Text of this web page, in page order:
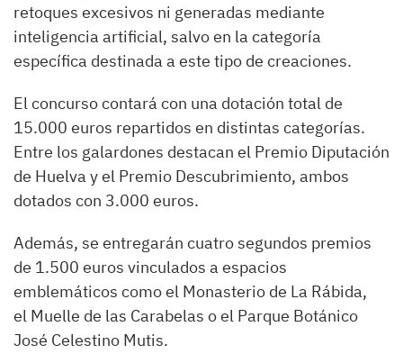
retoques excesivos ni generadas mediante
inteligencia artificial, salvo en la categoría
específica destinada a este tipo de creaciones.
El concurso contará con una dotación total de
15.000 euros repartidos en distintas categorías.
Entre los galardones destacan el Premio Diputación
de Huelva y el Premio Descubrimiento, ambos
dotados con 3.000 euros.
Además, se entregarán cuatro segundos premios
de 1.500 euros vinculados a espacios
emblemáticos como el Monasterio de La Rábida,
el Muelle de las Carabelas o el Parque Botánico
José Celestino Mutis.